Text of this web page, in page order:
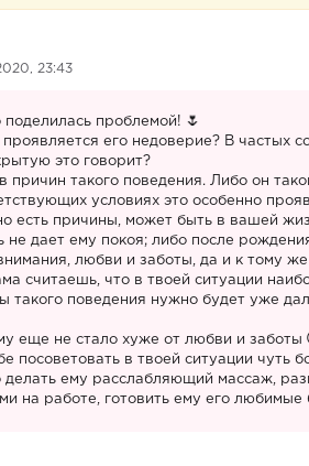
23:43
поделилась проблемой!
его недоверие? В частых
это говорит?
причин такого поведения. Либо он
условиях это особенно
есть причины, может быть в вашей
не дает ему покоя; либо после
любви и заботы, да и к тому
считаешь, что в твоей ситуации
такого поведения нужно будет уже
еще не стало хуже от любви и заботы
посоветовать в твоей ситуации чуть
ему расслабляющий массаж,
на работе, готовить ему его любимые